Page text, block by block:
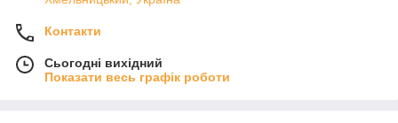
Контакти
Сьогодні вихідний
Показати весь графік роботи